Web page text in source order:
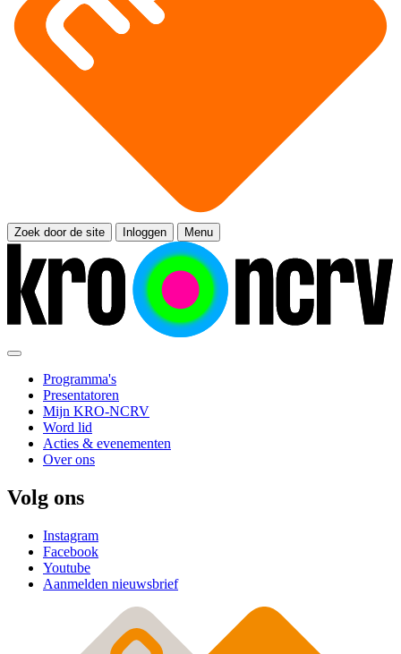
Zoek door de site Inloggen Menu
Programma's
Presentatoren
Mijn KRO-NCRV
Word lid
Acties & evenementen
Over ons
Volg ons
Instagram
Facebook
Youtube
Aanmelden nieuwsbrief